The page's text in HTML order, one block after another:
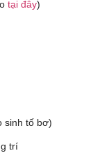
tại đây)
sinh tố bơ)
trí